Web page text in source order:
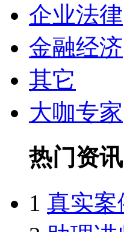
企业法律
金融经济
其它
大咖专家
热门资讯
1 真实案